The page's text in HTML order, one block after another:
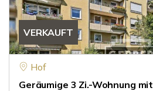
VERKAUFT
Hof
Geräumige 3 Zi.-Wohnung